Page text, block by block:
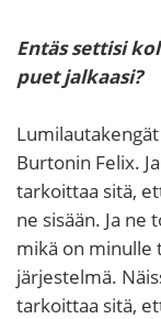
Entäs settisi
puet jalkaasi?
Burtonin Felix.
tarkoittaa sitä,
ne sisään. Ja ne
mikä on minulle
järjestelmä.
tarkoittaa sitä,